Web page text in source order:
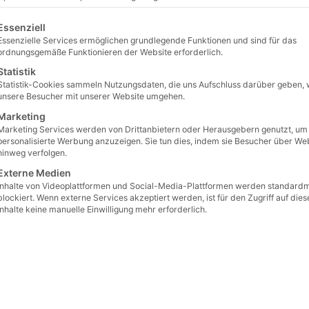
eine Liste der Service-Gruppen, für die eine
Services ermöglichen grundlegende Funktionen und sind für das
Funktionieren der Website erforderlich.
Cookies sammeln Nutzungsdaten, die uns Aufschluss darüber geben,
Besucher mit unserer Website umgehen.
Services werden von Drittanbietern oder Herausgebern genutzt, um
Werbung anzuzeigen. Sie tun dies, indem sie Besucher über
verfolgen.
Medien
von Videoplattformen und Social-Media-Plattformen werden
Wenn externe Services akzeptiert werden, ist für den Zugriff auf
keine manuelle Einwilligung mehr erforderlich.